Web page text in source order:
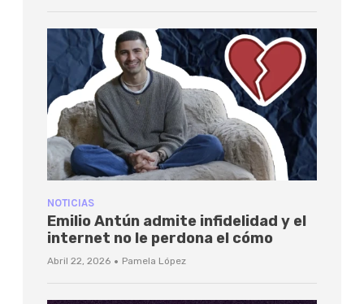
NOTICIAS
Emilio Antún admite infidelidad y el
internet no le perdona el cómo
Abril 22, 2026 · Pamela López